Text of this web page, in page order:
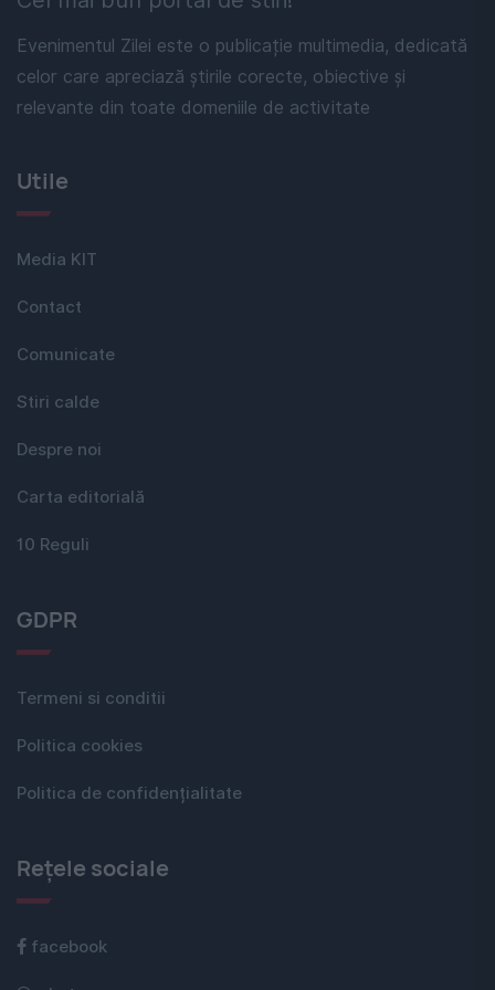
Evenimentul Zilei este o publicație multimedia, dedicată
celor care apreciază știrile corecte, obiective și
relevante din toate domeniile de activitate
Utile
Media KIT
Contact
Comunicate
Stiri calde
Despre noi
Carta editorială
10 Reguli
GDPR
Termeni si conditii
Politica cookies
Politica de confidențialitate
Rețele sociale
facebook